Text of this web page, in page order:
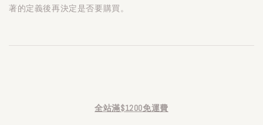
著的定義後再決定是否要購買。
全站滿$1200免運費